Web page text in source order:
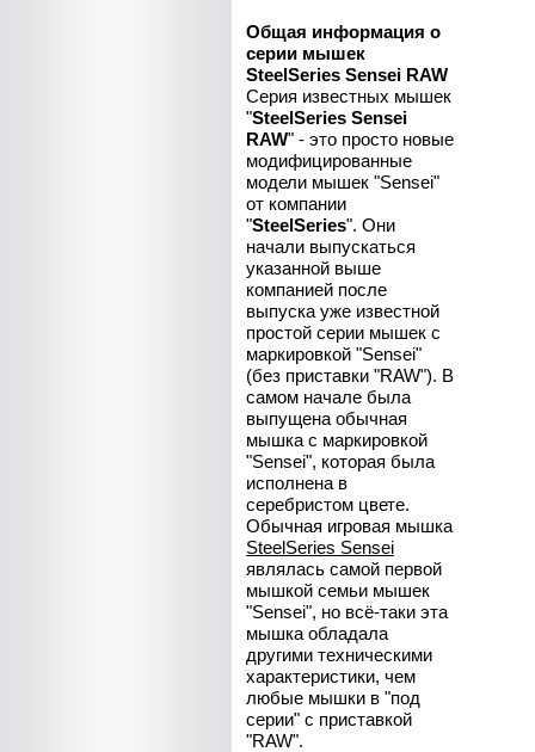
Общая информация о
серии мышек
SteelSeries Sensei RAW
Серия известных мышек
"SteelSeries Sensei
RAW" - это просто новые
модифицированные
модели мышек "Sensei"
от компании
"SteelSeries". Они
начали выпускаться
указанной выше
компанией после
выпуска уже известной
простой серии мышек с
маркировкой "Sensei"
(без приставки "RAW"). В
самом начале была
выпущена обычная
мышка с маркировкой
"Sensei", которая была
исполнена в
серебристом цвете.
Обычная игровая мышка
SteelSeries Sensei
являлась самой первой
мышкой семьи мышек
"Sensei", но всё-таки эта
мышка обладала
другими техническими
характеристики, чем
любые мышки в "под
серии" с приставкой
"RAW".